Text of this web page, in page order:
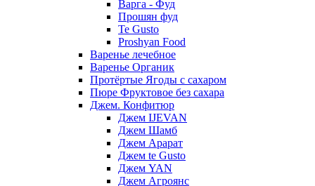
Варга - Фуд
Прошян фуд
Te Gusto
Proshyan Food
Варенье лечебное
Варенье Органик
Протёртые Ягоды с сахаром
Пюре Фруктовое без сахара
Джем. Конфитюр
Джем IJEVAN
Джем Шамб
Джем Арарат
Джем te Gusto
Джем YAN
Джем Агроянс